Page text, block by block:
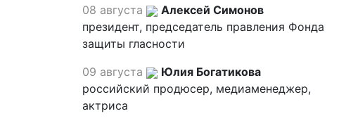
08 августа
Алексей Симонов
президент, председатель правления Фонда
защиты гласности
09 августа
Юлия Богатикова
российский продюсер, медиаменеджер,
актриса